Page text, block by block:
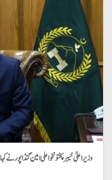
وزیراعلیٰ خیبر پختونخوا علی امین گنڈاپور